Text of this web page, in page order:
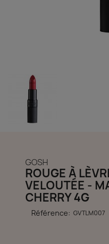
GOSH
ROUGE À
VELOUTÉE -
CHERRY 4G
Référence: GVTLM007